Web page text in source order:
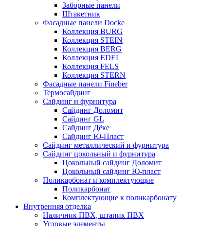
Заборные панели
Штакетник
Фасадные панели Docke
Коллекция BURG
Коллекция STEIN
Коллекция BERG
Коллекция EDEL
Коллекция FELS
Коллекция STERN
Фасадные панели Fineber
Термосайдинг
Сайдинг и фурнитура
Сайдинг Доломит
Сайдинг GL
Сайдинг Дёке
Сайдинг Ю-Пласт
Сайдинг металлический и фурнитура
Сайдинг цокольный и фурнитура
Цокольный сайдинг Доломит
Цокольный сайдинг Ю-пласт
Поликарбонат и комплектующие
Поликарбонат
Комплектующие к поликарбонату
Внутренняя отделка
Наличник ПВХ, штапик ПВХ
Угловые элементы